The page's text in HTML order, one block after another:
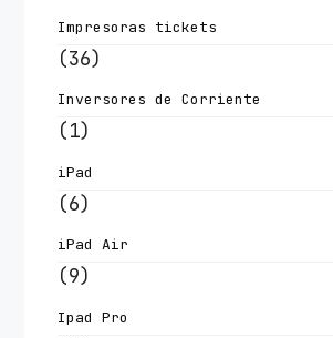
Impresoras tickets
(36)
Inversores de Corriente
(1)
iPad
(6)
iPad Air
(9)
Ipad Pro